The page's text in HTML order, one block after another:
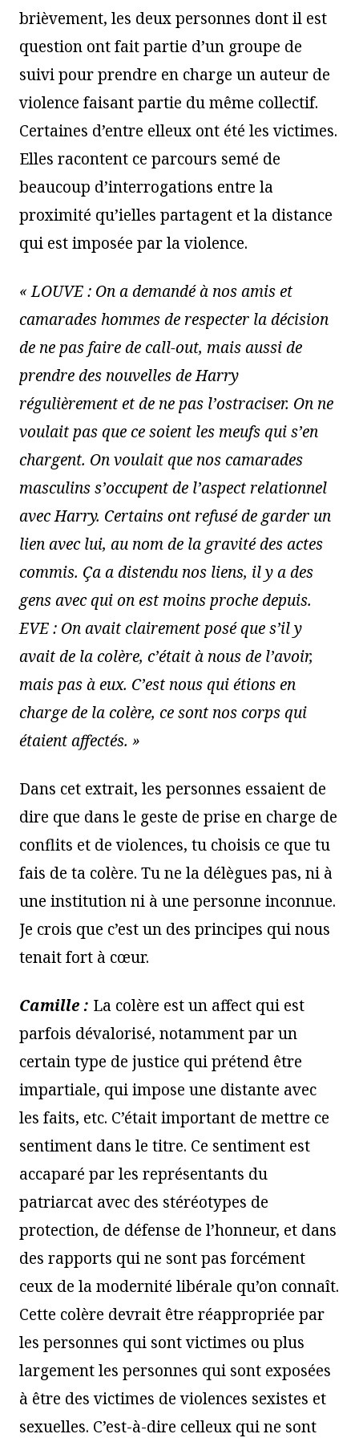
brièvement, les deux personnes dont il est
question ont fait partie d’un groupe de
suivi pour prendre en charge un auteur de
violence faisant partie du même collectif.
Certaines d’entre elleux ont été les victimes.
Elles racontent ce parcours semé de
beaucoup d’interrogations entre la
proximité qu’ielles partagent et la distance
qui est imposée par la violence.
« LOUVE : On a demandé à nos amis et
camarades hommes de respecter la décision
de ne pas faire de call-out, mais aussi de
prendre des nouvelles de Harry
régulièrement et de ne pas l’ostraciser. On ne
voulait pas que ce soient les meufs qui s’en
chargent. On voulait que nos camarades
masculins s’occupent de l’aspect relationnel
avec Harry. Certains ont refusé de garder un
lien avec lui, au nom de la gravité des actes
commis. Ça a distendu nos liens, il y a des
gens avec qui on est moins proche depuis.
EVE : On avait clairement posé que s’il y
avait de la colère, c’était à nous de l’avoir,
mais pas à eux. C’est nous qui étions en
charge de la colère, ce sont nos corps qui
étaient affectés. »
Dans cet extrait, les personnes essaient de
dire que dans le geste de prise en charge de
conflits et de violences, tu choisis ce que tu
fais de ta colère. Tu ne la délègues pas, ni à
une institution ni à une personne inconnue.
Je crois que c’est un des principes qui nous
tenait fort à cœur.
Camille : La colère est un affect qui est
parfois dévalorisé, notamment par un
certain type de justice qui prétend être
impartiale, qui impose une distante avec
les faits, etc. C’était important de mettre ce
sentiment dans le titre. Ce sentiment est
accaparé par les représentants du
patriarcat avec des stéréotypes de
protection, de défense de l’honneur, et dans
des rapports qui ne sont pas forcément
ceux de la modernité libérale qu’on connaît.
Cette colère devrait être réappropriée par
les personnes qui sont victimes ou plus
largement les personnes qui sont exposées
à être des victimes de violences sexistes et
sexuelles. C’est-à-dire celleux qui ne sont